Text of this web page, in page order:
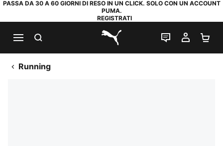
PASSA DA 30 A 60 GIORNI DI RESO IN UN CLICK. SOLO CON UN ACCOUNT
PUMA.
REGISTRATI
PUMA.com
CHAT IL MIO
Running